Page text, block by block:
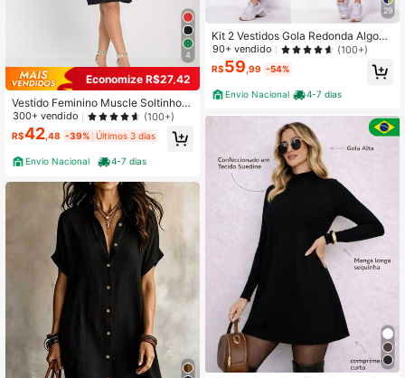
4
Economize R$27,42
Vestido Feminino Muscle Soltinho
Manga Borboleta Malha 100% Algo
dão Plus size Casual Passeio Dia N
oite Sair pra Mãe Confortável Mulh
er Tia Vó Presente
300+ vendido (100+)
R$42 ,48 -39% Últimos 3 dias
Envio Nacional 4-7 dias
29
Kit 2 Vestidos Gola Redonda Algodã
o
90+ vendido (100+)
R$59 ,99 -54%
Envio Nacional 4-7 dias